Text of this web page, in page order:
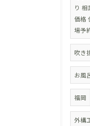
り
価格
場予
吹き
お風
福岡
外構